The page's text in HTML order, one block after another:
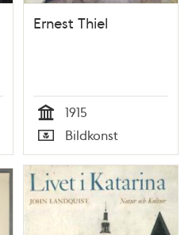
Ernest Thiel
Tid
1915
Typ
Bildkonst